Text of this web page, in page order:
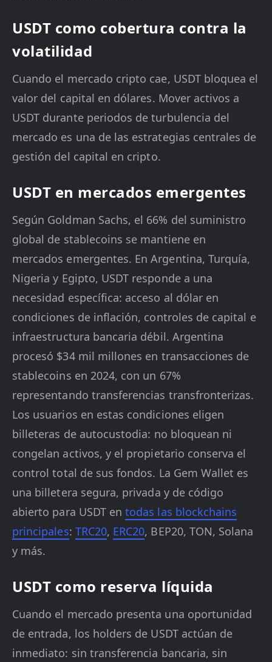
USDT como cobertura contra la
volatilidad
Cuando el mercado cripto cae, USDT bloquea el
valor del capital en dólares. Mover activos a
USDT durante periodos de turbulencia del
mercado es una de las estrategias centrales de
gestión del capital en cripto.
USDT en mercados emergentes
Según Goldman Sachs, el 66% del suministro
global de stablecoins se mantiene en
mercados emergentes. En Argentina, Turquía,
Nigeria y Egipto, USDT responde a una
necesidad específica: acceso al dólar en
condiciones de inflación, controles de capital e
infraestructura bancaria débil. Argentina
procesó $34 mil millones en transacciones de
stablecoins en 2024, con un 67%
representando transferencias transfronterizas.
Los usuarios en estas condiciones eligen
billeteras de autocustodia: no bloquean ni
congelan activos, y el propietario conserva el
control total de sus fondos. La Gem Wallet es
una billetera segura, privada y de código
abierto para USDT entodas las blockchains
principales: TRC20, ERC20, BEP20, TON, Solana
y más.
USDT como reserva líquida
Cuando el mercado presenta una oportunidad
de entrada, los holders de USDT actúan de
inmediato: sin transferencia bancaria, sin